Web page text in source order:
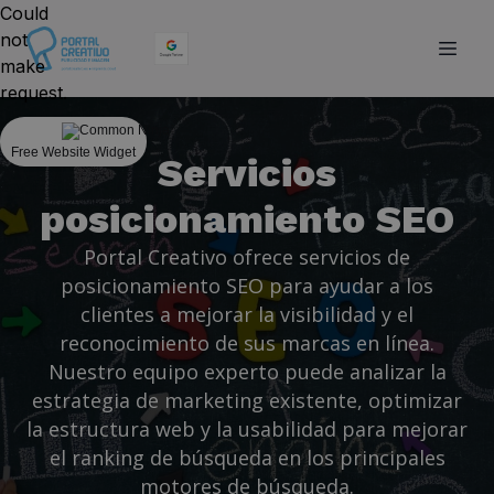
Servicios
posicionamiento SEO
Portal Creativo ofrece servicios de
posicionamiento SEO para ayudar a los
clientes a mejorar la visibilidad y el
reconocimiento de sus marcas en línea.
Nuestro equipo experto puede analizar la
estrategia de marketing existente, optimizar
la estructura web y la usabilidad para mejorar
el ranking de búsqueda en los principales
motores de búsqueda.
Could
not
make
request.
Free Website Widget